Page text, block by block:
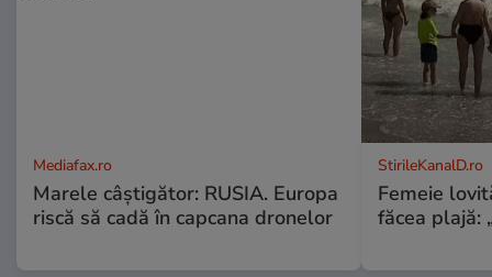
Mediafax.ro
Marele câștigător: RUSIA. Europa
riscă să cadă în capcana dronelor
StirileKanalD.ro
Femeie
făcea plajă: